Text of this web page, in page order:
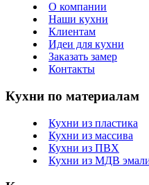
О компании
Наши кухни
Клиентам
Идеи для кухни
Заказать замер
Контакты
Кухни по материалам
Кухни из пластика
Кухни из массива
Кухни из ПВХ
Кухни из МДВ